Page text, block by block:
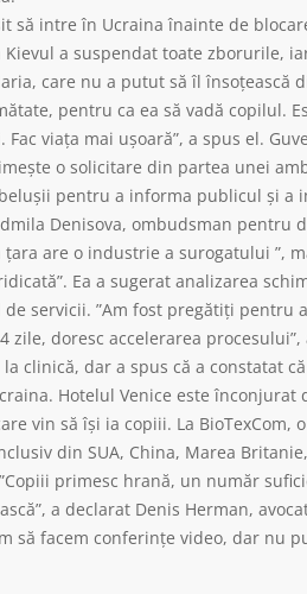
să intre în Ucraina înainte de
a suspendat toate zborurile,
care nu a putut să îl însoţească
pentru ca ea să vadă copilul.
viaţa mai uşoară”, a spus el.
o solicitare din partea unei
pentru a informa publicul şi a
Denisova, ombudsman pentru
are o industrie a surogatului ”,
Ea a sugerat analizarea
servicii. ”Am fost pregătiţi pentru
zile, doresc accelerarea
clinică, dar a spus că a constatat
Hotelul Venice este
vin să îşi ia copiii. La BioTexCom,
din SUA, China, Marea
primesc hrană, un număr
a declarat Denis Herman,
să facem conferinţe video, dar nu